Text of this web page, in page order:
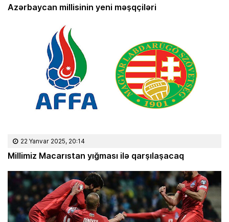
Azərbaycan millisinin yeni məşqçiləri
22 Yanvar 2025, 20:14
Millimiz Macarıstan yığması ilə qarşılaşacaq